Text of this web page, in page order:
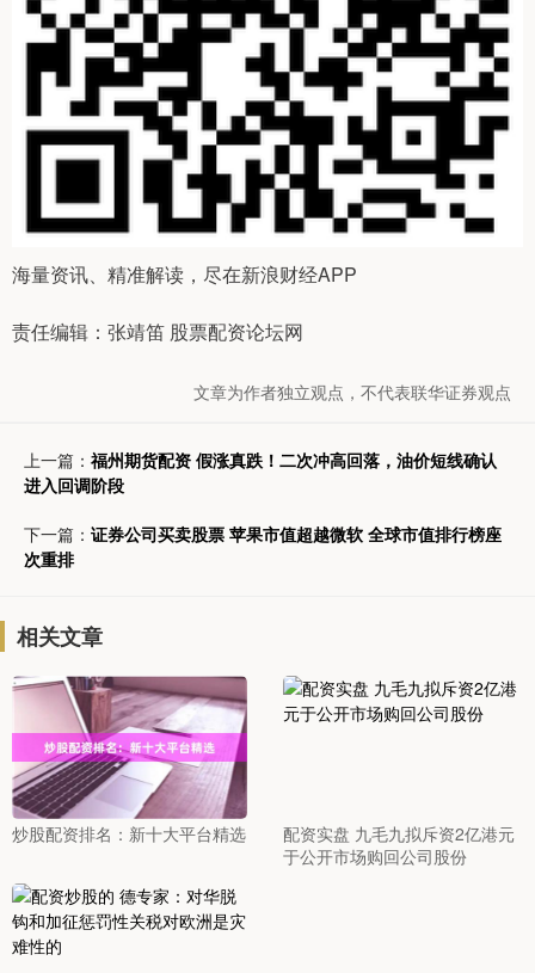
海量资讯、精准解读，尽在新浪财经APP
责任编辑：张靖笛 股票配资论坛网
文章为作者独立观点，不代表联华证券观点
上一篇： 福州期货配资 假涨真跌！二次冲高回落，油价短线确认
进入回调阶段
下一篇： 证券公司买卖股票 苹果市值超越微软 全球市值排行榜座
次重排
相关文章
炒股配资排名：新十大平台精选
配资实盘 九毛九拟斥资2亿港元
于公开市场购回公司股份